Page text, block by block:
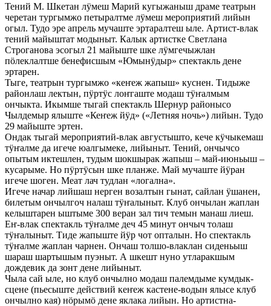
Тений М. Шкетан лӱмеш Марий кугыжаныш драме театрын
черетан тургымжо петыралтме лӱмеш мероприятий лийын
огыл. Тудо эре апрель мучаште эртаралтеш ыле. Артист-влак
тений майыштат модыныт. Калык артистке Светлана
Строганова эсогыл 21 майыште шке лӱмгечыжлан
пӧлеклалтше бенефисшым «Юмынӱдыр» спектакль дене
эртарен.
Тыге, театрын тургымжо «кеҥеж жапыш» куснен. Тидыже
районлаш лектын, пӱртӱс лоҥгаште модаш тӱҥалмым
ончыкта. Икымше тыгай спектакль Шернур районысо
Чылдемыр ялыште «Кеҥеж йӱд» («Летняя ночь») лийын. Тудо
29 майыште эртен.
Ондак тыгай мероприятий-влак августышто, кече кӱчыкемаш
тӱҥалме да игече юалгымеке, лийыныт. Тений, ончычсо
опытым иктешлен, тудым шокшырак жапыш – май-июньыш –
кусарыме. Но пӱртӱсын шке планже. Май мучаште йӱран
игече шоген. Меат лач тудлан «логална».
Игече начар лийшаш нерген возалтын гынат, сайлан ӱшанен,
билетым ончылгоч налаш тӱҥалыныт. Клуб ончылан жаплан
келыштарен ыштыме 300 веран зал тич темын манаш лиеш.
Еҥ-влак спектакль тӱҥалме деч 45 минут ончыч толаш
тӱҥалыныт. Тиде жапыште йӱр чот опталын. Но спектакль
тӱҥалме жаплан чарнен. Ончаш толшо-влаклан сиденьыш
шараш шартышым пуэныт. А шкешт нуно утларакшым
дождевик да зонт дене лийыныт.
Чыла сай ыле, но клуб ончылно модаш палемдыме кумдык-
сцене (пьесыште действий кеҥеж кастене-водын ялысе клуб
ончылно кая) нӧрымӧ дене яклака лийын. Но артистна-